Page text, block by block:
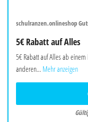
schulranzen.onlineshop
5€ Rabatt auf Alles
5€ Rabatt auf Alles ab
anderen... Mehr anzeigen